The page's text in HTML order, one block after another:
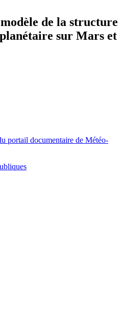
de la structure
sur Mars et
portail documentaire de Météo-